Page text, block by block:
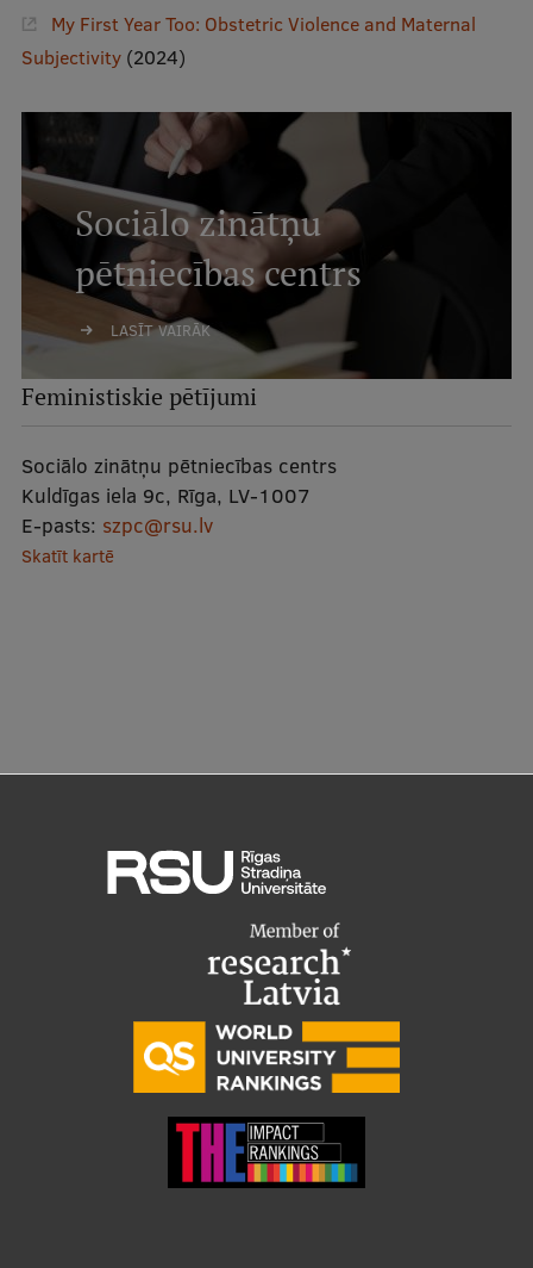
My First Year Too: Obstetric Violence and Maternal
Subjectivity(2024)
Sociālo zinātņu
pētniecības centrs
LASĪT VAIRĀK
Feministiskie pētījumi
Sociālo zinātņu pētniecības centrs
Kuldīgas iela 9c, Rīga, LV-1007
E-pasts: szpc@rsu.lv
Skatīt kartē